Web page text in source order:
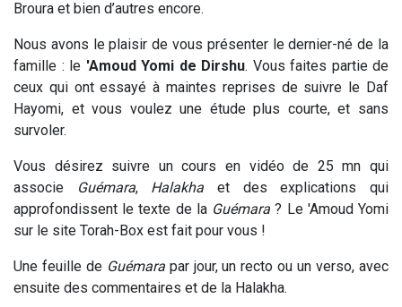
Broura et bien d’autres encore.
Nous avons le plaisir de vous présenter le dernier-né de la
famille : le 'Amoud Yomi de Dirshu. Vous faites partie de
ceux qui ont essayé à maintes reprises de suivre le Daf
Hayomi, et vous voulez une étude plus courte, et sans
survoler.
Vous désirez suivre un cours en vidéo de 25 mn qui
associe
Guémara, Halakha et des explications qui
approfondissent le texte de la Guémara? Le 'Amoud Yomi
sur le site Torah-Box est fait pour vous !
Une feuille de Guémarapar jour, un recto ou un verso, avec
ensuite des commentaires et de la Halakha.